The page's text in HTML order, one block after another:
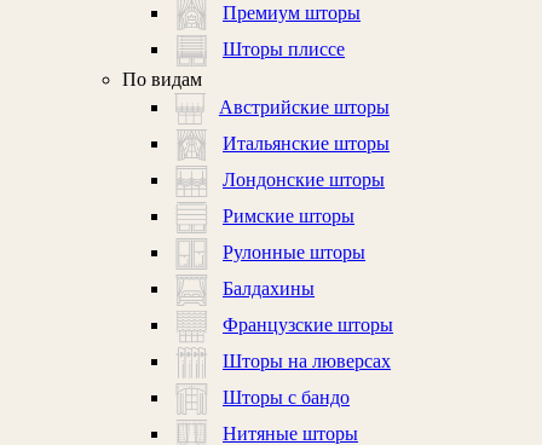
Премиум шторы
Шторы плиссе
По видам
Австрийские шторы
Итальянские шторы
Лондонские шторы
Римские шторы
Рулонные шторы
Балдахины
Французские шторы
Шторы на люверсах
Шторы с бандо
Нитяные шторы